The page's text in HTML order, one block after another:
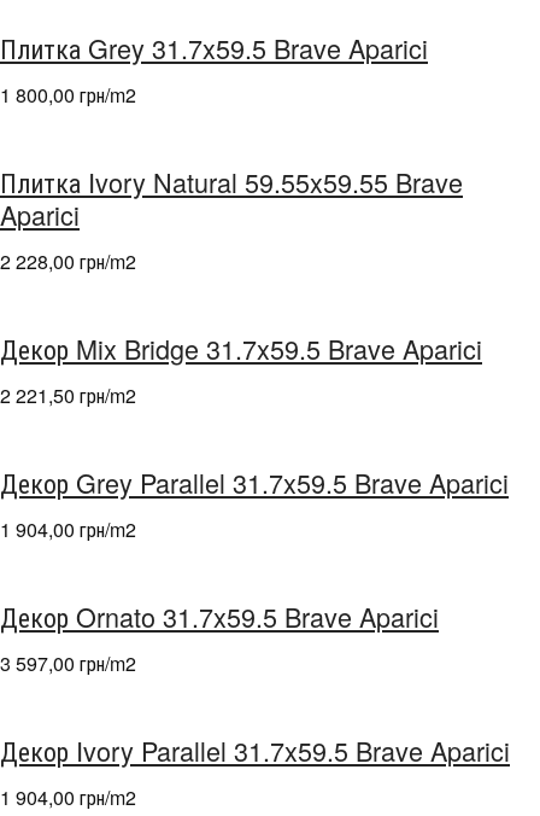
Плитка Grey 31.7x59.5 Brave Aparici
1 800,00 грн/m2
Плитка Ivory Natural 59.55x59.55 Brave
Aparici
2 228,00 грн/m2
Декор Mix Bridge 31.7x59.5 Brave Aparici
2 221,50 грн/m2
Декор Grey Parallel 31.7x59.5 Brave Aparici
1 904,00 грн/m2
Декор Ornato 31.7x59.5 Brave Aparici
3 597,00 грн/m2
Декор Ivory Parallel 31.7x59.5 Brave Aparici
1 904,00 грн/m2